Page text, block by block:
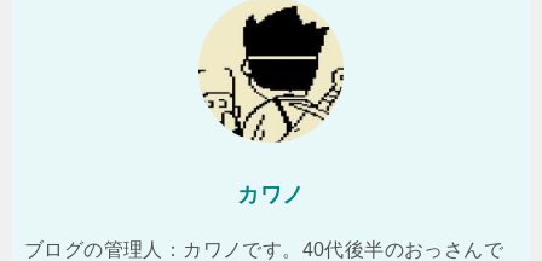
カワノ
ブログの管理人：カワノです。40代後半のおっさんで